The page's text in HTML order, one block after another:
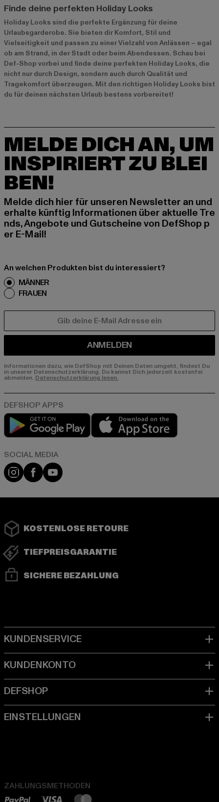
Finde deine perfekten Holiday Looks
Holiday Looks sind die perfekte Ergänzung für deine
Urlaubsgarderobe. Sie bieten dir Komfort, Stil und
Vielseitigkeit und passen zu einer Vielzahl von Anlässen – egal
ob am Strand, in der Stadt oder beim Abendessen. Schau bei
Def-Shop vorbei und finde deine perfekten Holiday Looks, die
nicht nur durch Design, sondern auch durch Qualität und
Tragekomfort überzeugen. Mit den richtigen Holiday Looks bist
du für deinen nächsten Urlaub bestens vorbereitet!
MELDE DICH AN, UM
INSPIRIERT ZU BLEI
BEN!
Melde dich hier für unseren Newsletter an und
erhalte künftig Informationen über aktuelle Tre
nds, Angebote und Gutscheine von DefShop p
er E-Mail!
An welchen Produkten bist du interessiert?
MÄNNER
FRAUEN
ANMELDEN
Informationen dazu, wie DefShop mit Deinen Daten umgeht, findest Du
in unserer Datenschutzerklärung. Du kannst Dich jederzeit kostenfei
abmelden. Datenschutzerklärung lesen.
Play market
Instagram
FacebookYouTube
KOSTENLOSE RETOURE
TIEFPREISGARANTIE
SICHERE BEZAHLUNG
ZAHLUNGSMETHODEN